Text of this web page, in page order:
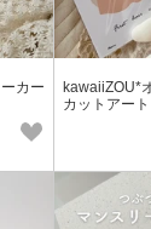
カー
kawaiiZOU*
カットアー